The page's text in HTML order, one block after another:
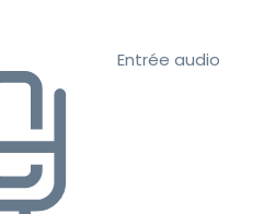
Entrée audio